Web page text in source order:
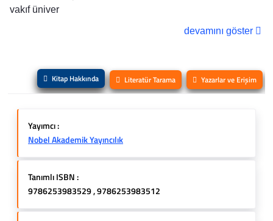
vakıf üniver
devamını göster
Kitap Hakkında Literatür Tarama Yazarlar ve Erişim
Yayımcı :
Nobel Akademik Yayıncılık
Tanımlı ISBN :
9786253983529 , 9786253983512